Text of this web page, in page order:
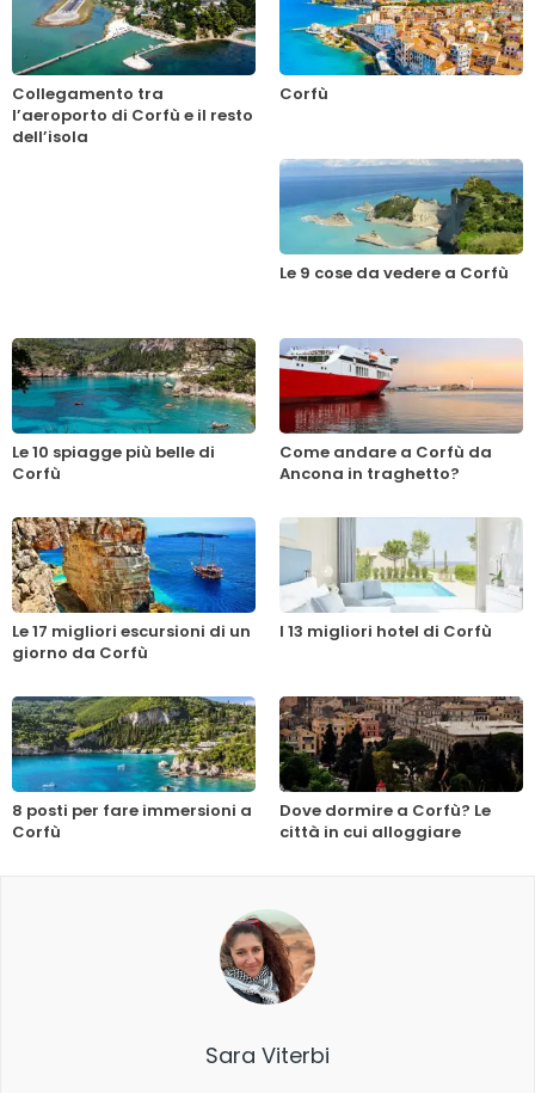
Collegamento tra
l’aeroporto di Corfù e il resto
dell’isola
Corfù
Le 9 cose da vedere a Corfù
Le 10 spiagge più belle di
Corfù
Come andare a Corfù da
Ancona in traghetto?
Le 17 migliori escursioni di un
giorno da Corfù
I 13 migliori hotel di Corfù
8 posti per fare immersioni a
Corfù
Dove dormire a Corfù? Le
città in cui alloggiare
Sara Viterbi